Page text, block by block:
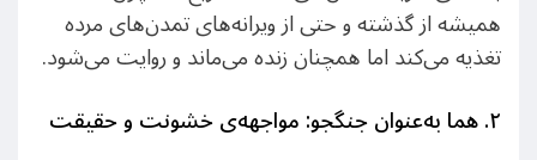
همیشه از گذشته و حتی از ویرانه‌های تمدن‌های مرده
تغذیه می‌کند اما همچنان زنده می‌ماند و روایت می‌شود.
۲.هما به‌عنوان جنگجو: مواجهه‌ی خشونت و حقیقت